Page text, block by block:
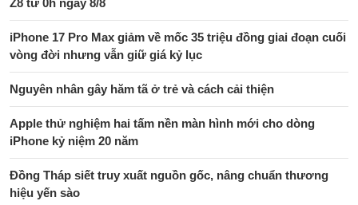
Z8 từ 0h ngày 8/8
iPhone 17 Pro Max giảm về mốc 35 triệu đồng giai đoạn cuối
vòng đời nhưng vẫn giữ giá kỷ lục
Nguyên nhân gây hăm tã ở trẻ và cách cải thiện
Apple thử nghiệm hai tấm nền màn hình mới cho dòng
iPhone kỷ niệm 20 năm
Đồng Tháp siết truy xuất nguồn gốc, nâng chuẩn thương
hiệu yến sào